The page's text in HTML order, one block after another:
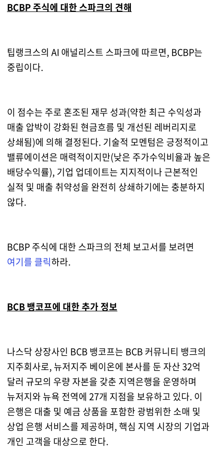
BCBP 주식에 대한 스파크의 견해
팁랭크스의 AI 애널리스트 스파크에 따르면, BCBP는
중립이다.
이 점수는 주로 혼조된 재무 성과(약한 최근 수익성과
매출 압박이 강화된 현금흐름 및 개선된 레버리지로
상쇄됨)에 의해 결정된다. 기술적 모멘텀은 긍정적이고
밸류에이션은 매력적이지만(낮은 주가수익비율과 높은
배당수익률), 기업 업데이트는 지지적이나 근본적인
실적 및 매출 취약성을 완전히 상쇄하기에는 충분하지
않다.
BCBP 주식에 대한 스파크의 전체 보고서를 보려면
여기를 클릭하라.
BCB 뱅코프에 대한 추가 정보
나스닥 상장사인 BCB 뱅코프는 BCB 커뮤니티 뱅크의
지주회사로, 뉴저지주 베이온에 본사를 둔 자산 32억
달러 규모의 우량 자본을 갖춘 지역은행을 운영하며
뉴저지와 뉴욕 전역에 27개 지점을 보유하고 있다. 이
은행은 대출 및 예금 상품을 포함한 광범위한 소매 및
상업 은행 서비스를 제공하며, 핵심 지역 시장의 기업과
개인 고객을 대상으로 한다.